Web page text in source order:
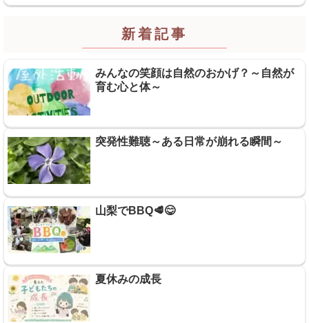
新着記事
みんなの笑顔は自然のおかげ？～自然が
育む心と体～
突発性難聴～ある日常が崩れる瞬間～
山梨でBBQ🥩😋
夏休みの成長